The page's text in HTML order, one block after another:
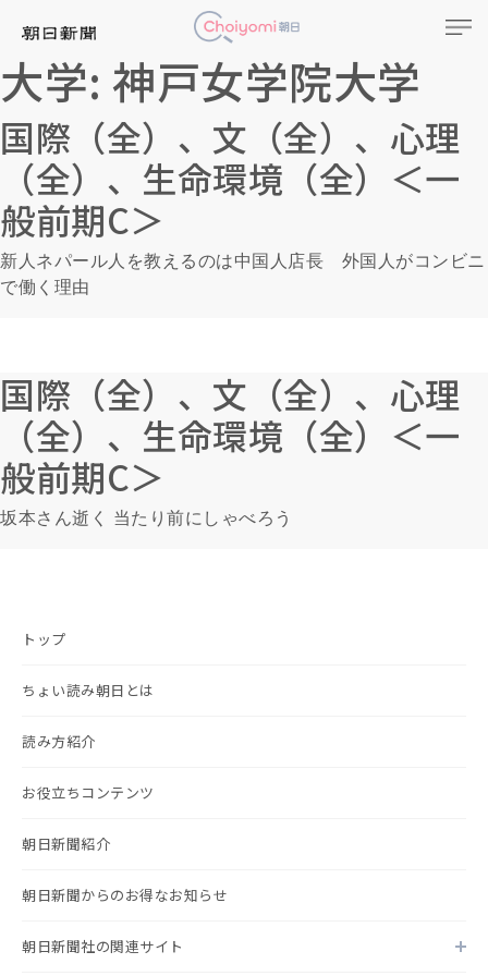
大学: 神戸女学院大学
国際（全）、文（全）、心理
（全）、生命環境（全）＜一
般前期C＞
新人ネパール人を教えるのは中国人店長 外国人がコンビニ
で働く理由
国際（全）、文（全）、心理
（全）、生命環境（全）＜一
般前期C＞
坂本さん逝く 当たり前にしゃべろう
トップ
ちょい読み朝日とは
読み方紹介
お役立ちコンテンツ
朝日新聞紹介
朝日新聞からのお得なお知らせ
朝日新聞社の関連サイト